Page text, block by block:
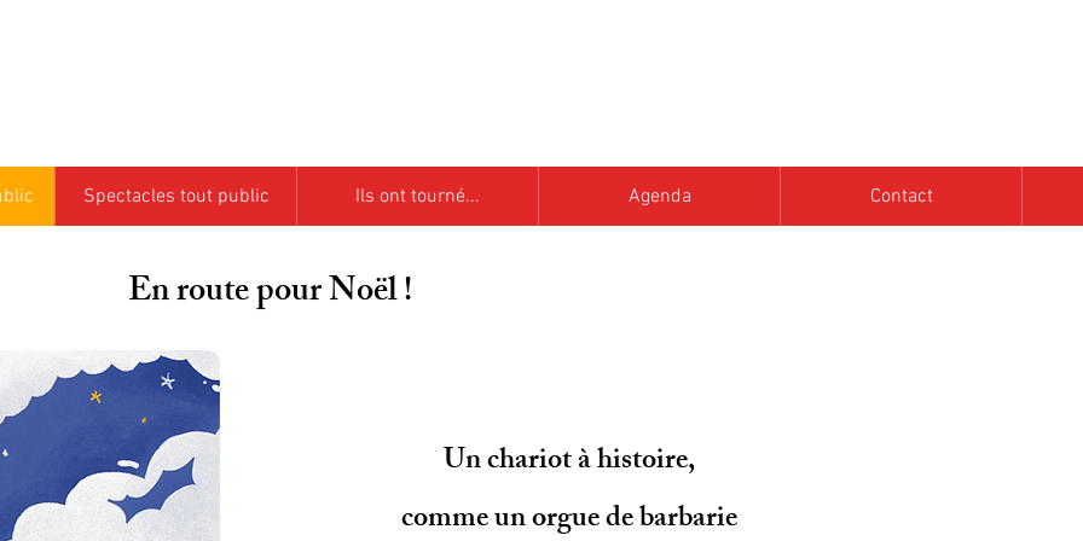
Spectacles tout public Ils ont tourné... Agenda Contact
En route pour Noël !
Un chariot à histoire,
comme un orgue de barbarie